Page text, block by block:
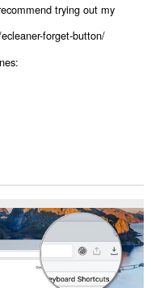
trying out my
forget-button/